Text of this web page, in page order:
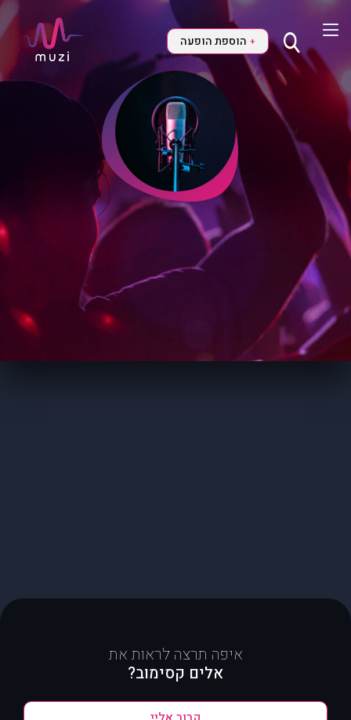
+ הוספת הופעה
איפה תרצה לראות את
אלים קסימוב?